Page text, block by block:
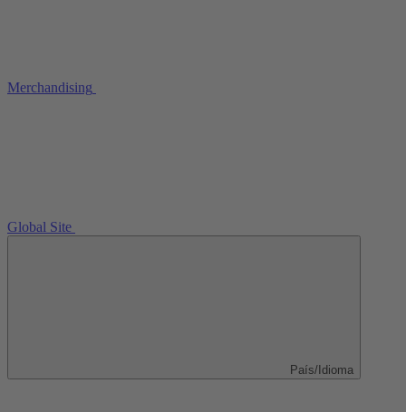
Merchandising
Global Site
País/Idioma